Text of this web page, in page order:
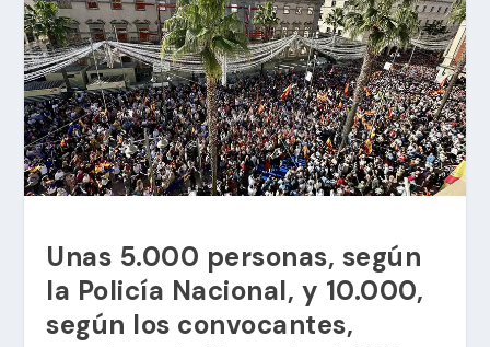
Unas 5.000 personas, según
la Policía Nacional, y 10.000,
según los convocantes,